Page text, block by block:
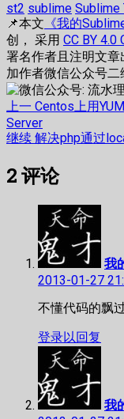
st2 sublime Sublime
📌本文 《我的
创， 采用 CC BY 4.0
署名作者且注明文
加作者微信公众号二
文
章
导
航
上一 上
篇
文
Centos上用
Server
继续 下
文
章：
解决php通过
2评论
我
2013-01-27
不懂代码的飘
登录以回复
我